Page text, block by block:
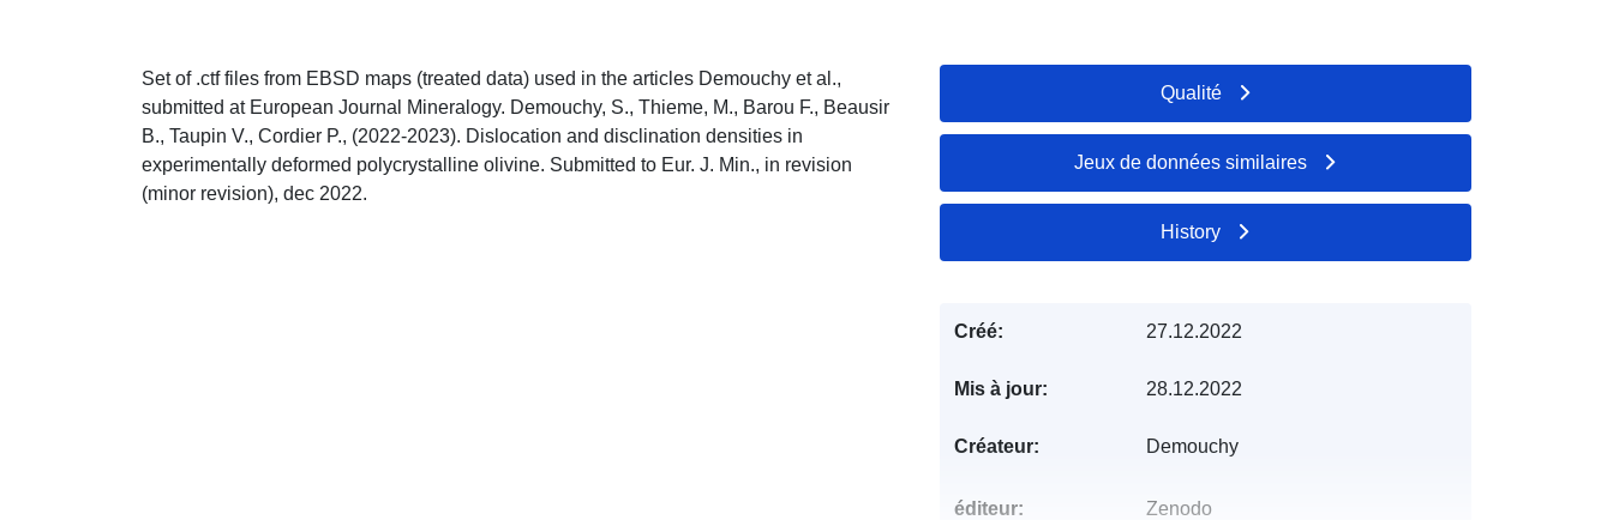
Set of .ctf files from EBSD maps (treated data) used in the articles Demouchy et al.,
submitted at European Journal Mineralogy. Demouchy, S., Thieme, M., Barou F., Beausir
B., Taupin V., Cordier P., (2022-2023). Dislocation and disclination densities in
experimentally deformed polycrystalline olivine. Submitted to Eur. J. Min., in revision
(minor revision), dec 2022.
Qualité
Jeux de données similaires
History
Créé: 27.12.2022
Mis à jour: 28.12.2022
Créateur: Demouchy
éditeur: Zenodo